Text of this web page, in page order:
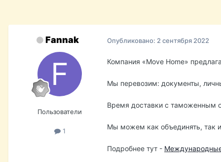
Fannak
Пользователи
1
Опубликовано: 2 сентября 2022
Компания «Move Home»
Мы перевозим: документы,
Время доставки с таможенным
Мы можем как объединять, так
Подробнее тут -